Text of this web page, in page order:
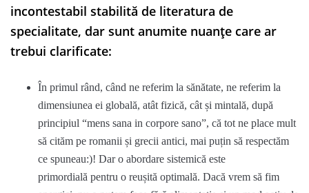
incontestabil stabilită de literatura de
specialitate, dar sunt anumite nuanțe care ar
trebui clarificate:
În primul rând, când ne referim la sănătate, ne referim la
dimensiunea ei globală, atât fizică, cât și mintală, după
principiul “mens sana in corpore sano”, că tot ne place mult
să cităm pe romanii și grecii antici, mai puțin să respectăm
ce spuneau:)! Dar o abordare sistemică este
primordială pentru o reușită optimală. Dacă vrem să fim